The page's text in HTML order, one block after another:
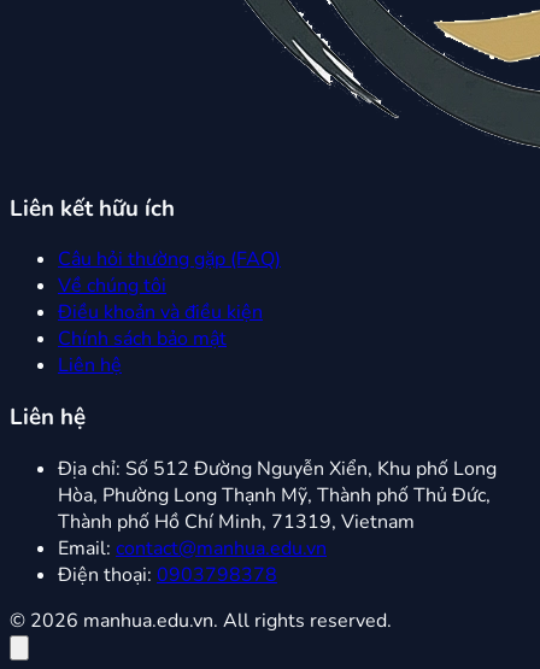
Liên kết hữu ích
Câu hỏi thường gặp (FAQ)
Về chúng tôi
Điều khoản và điều kiện
Chính sách bảo mật
Liên hệ
Liên hệ
Địa chỉ: Số 512 Đường Nguyễn Xiển, Khu phố Long
Hòa, Phường Long Thạnh Mỹ, Thành phố Thủ Đức,
Thành phố Hồ Chí Minh, 71319, Vietnam
Email: contact@manhua.edu.vn
Điện thoại: 0903798378
© 2026 manhua.edu.vn. All rights reserved.